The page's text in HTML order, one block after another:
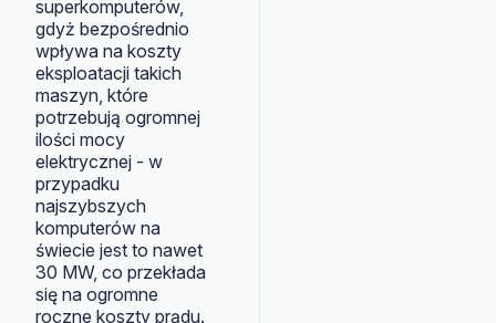
superkomputerów,
gdyż bezpośrednio
wpływa na koszty
eksploatacji takich
maszyn, które
potrzebują ogromnej
ilości mocy
elektrycznej - w
przypadku
najszybszych
komputerów na
świecie jest to nawet
30 MW, co przekłada
się na ogromne
roczne koszty prądu.